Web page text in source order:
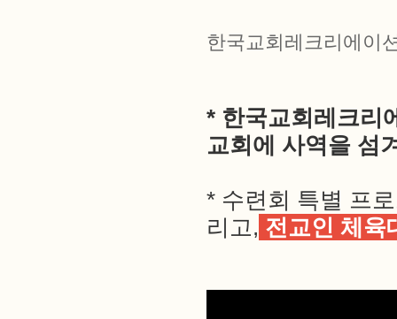
한국교회레크리에이
* 한국교회레크리
교회에 사역을 섬
* 수련회 특별 프
리고, 전교인 체육